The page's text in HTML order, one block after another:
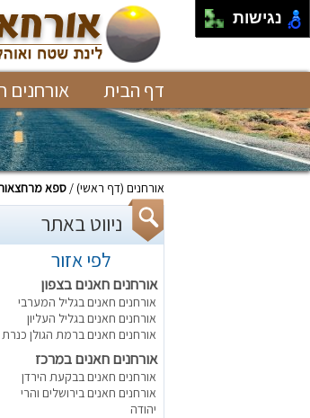
דף הבית אורחנים
אורחנים (דף ראשי) ספא
ניווט באתר
לפי אזור
אורחנים חאנים בצפון
אורחנים חאנים בגליל המערבי
אורחנים חאנים בגליל העליון
אורחנים חאנים ברמת הגולן כנרת
אורחנים חאנים במרכז
אורחנים חאנים בבקעת הירדן
אורחנים חאנים בירושלים והרי
יהודה
נגישות